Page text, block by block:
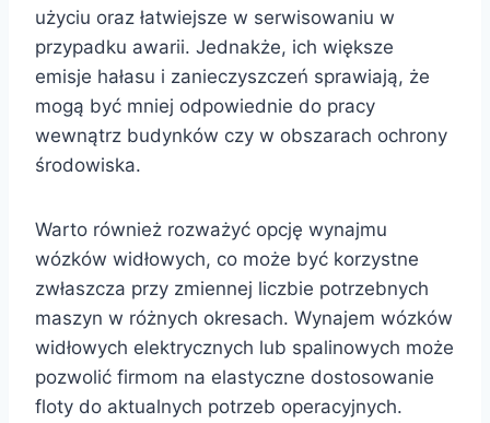
użyciu oraz łatwiejsze w serwisowaniu w
przypadku awarii. Jednakże, ich większe
emisje hałasu i zanieczyszczeń sprawiają, że
mogą być mniej odpowiednie do pracy
wewnątrz budynków czy w obszarach ochrony
środowiska.
Warto również rozważyć opcję wynajmu
wózków widłowych, co może być korzystne
zwłaszcza przy zmiennej liczbie potrzebnych
maszyn w różnych okresach. Wynajem wózków
widłowych elektrycznych lub spalinowych może
pozwolić firmom na elastyczne dostosowanie
floty do aktualnych potrzeb operacyjnych.